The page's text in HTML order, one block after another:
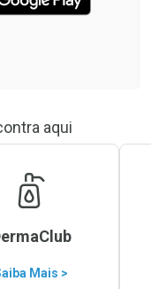
aqui
Mais >